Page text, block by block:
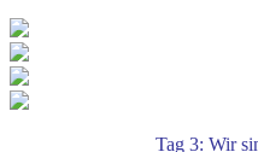
Tag 3: Wir